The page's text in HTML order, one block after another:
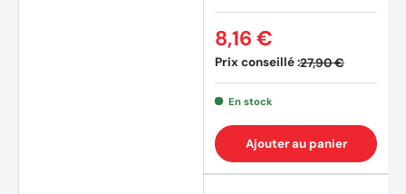
Prix conseillé :27,90 €
8,16 €
En stock
Ajouter au panier